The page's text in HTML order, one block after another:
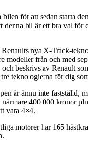
för att sedan starta
bil är ett bra val för
nya X-Track-
från och med
beskrivs av Renault
teknologierna för dig
är ännu inte
400 000 kronor
vara 4×4.
motorer har 165